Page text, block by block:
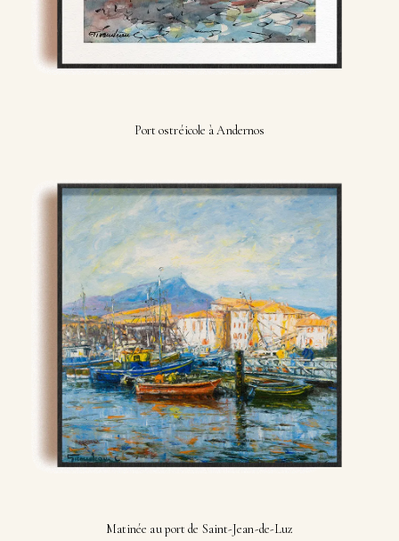
Port ostréicole à Andernos
Matinée au port de Saint-Jean-de-Luz